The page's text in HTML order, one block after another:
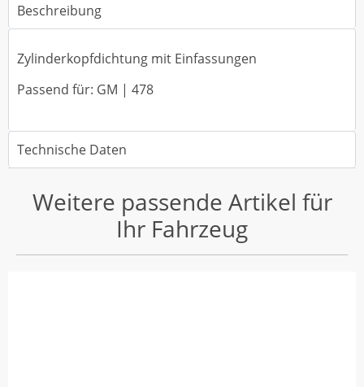
Beschreibung
Zylinderkopfdichtung mit Einfassungen
Passend für: GM | 478
Technische Daten
Weitere passende Artikel für
Ihr Fahrzeug